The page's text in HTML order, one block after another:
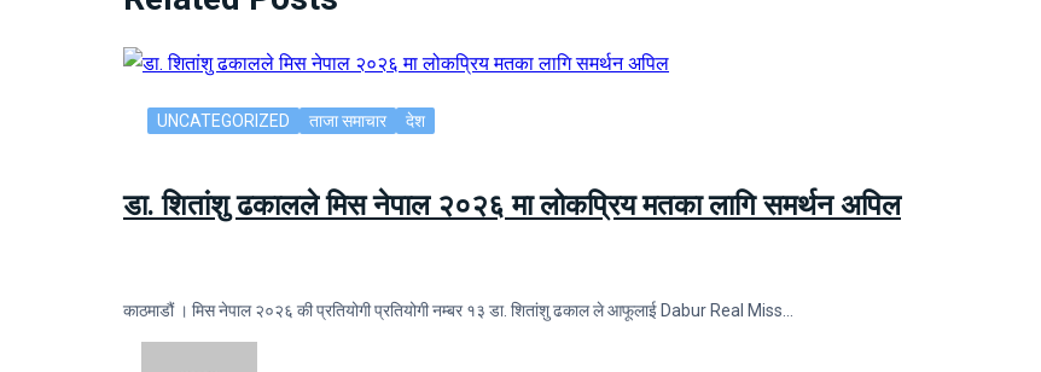
UNCATEGORIZED ताजा समाचार देश
डा. शितांशु ढकालले मिस नेपाल २०२६ मा लोकप्रिय मतका लागि समर्थन अपिल
काठमाडौं । मिस नेपाल २०२६ की प्रतियोगी प्रतियोगी नम्बर १३ डा. शितांशु ढकाल ले आफूलाई Dabur Real Miss…